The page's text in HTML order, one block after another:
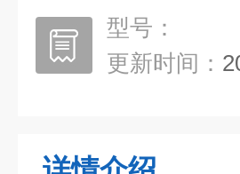
型号：
更新时间：